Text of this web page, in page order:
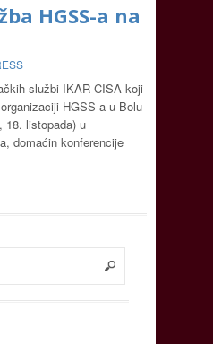
HGSS-a na
službi IKAR CISA koji
HGSS-a u Bolu
18. listopada) u
domaćin konferencije